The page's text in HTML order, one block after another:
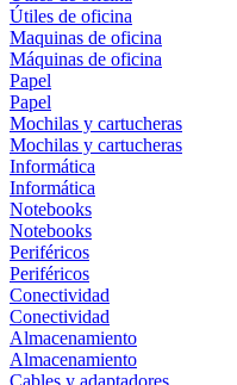
Útiles de oficina
Maquinas de oficina
Máquinas de oficina
Papel
Papel
Mochilas y cartucheras
Mochilas y cartucheras
Informática
Informática
Notebooks
Notebooks
Periféricos
Periféricos
Conectividad
Conectividad
Almacenamiento
Almacenamiento
Cables y adaptadores